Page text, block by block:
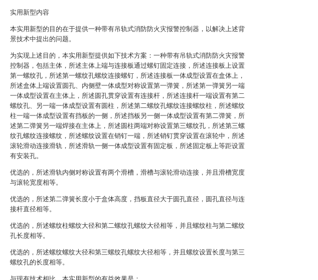
实用新型内容
本实用新型的目的在于提供一种带有吊轨式消防防火灾报警控制器，以解决上述背
景技术中提出的问题。
为实现上述目的，本实用新型提供如下技术方案：一种带有吊轨式消防防火灾报警
控制器，包括主体，所述主体上端与连接板通过螺钉固定连接，所述连接板上设置
第一螺纹孔，所述第一螺纹孔螺纹连接螺钉，所述连接板一体成型设置在盒体上，
所述盒体上端设置圆孔、内侧壁一体成型对称设置第一弹簧，所述第一弹簧另一端
一体成型设置在主体上，所述圆孔贯穿设置有连接杆，所述连接杆一端设置有第二
螺纹孔、另一端一体成型设置有圆柱，所述第二螺纹孔螺纹连接螺纹柱，所述螺纹
柱一端一体成型设置有挡板的一侧，所述挡板另一侧一体成型设置有第二弹簧，所
述第二弹簧另一端焊接在主体上，所述圆柱两端对称设置第三螺纹孔，所述第三螺
纹孔螺纹连接螺纹，所述螺纹设置在销钉一端，所述销钉贯穿设置在滚轮中，所述
滚轮滑动连接滑轨，所述滑轨一侧一体成型设置有固定板，所述固定板上等距设置
有安装孔。
优选的，所述滑轨内侧对称设置有两个滑槽，滑槽与滚轮滑动连接，并且滑槽宽度
与滚轮宽度相等。
优选的，所述第二弹簧长度小于盒体高度，挡板直径大于圆孔直径，圆孔直径与连
接杆直径相等。
优选的，所述螺纹柱螺纹大径和第二螺纹孔螺纹大径相等，并且螺纹柱与第二螺纹
孔长度相等。
优选的，所述螺纹螺纹大径和第三螺纹孔螺纹大径相等，并且螺纹设置长度与第三
螺纹孔的长度相等。